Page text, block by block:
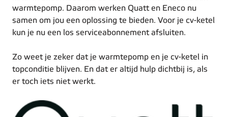
warmtepomp. Daarom werken Quatt en Eneco nu
samen om jou een oplossing te bieden. Voor je cv-ketel
kun je nu een los serviceabonnement afsluiten.
Zo weet je zeker dat je warmtepomp en je cv-ketel in
topconditie blijven. En dat er altijd hulp dichtbij is, als
er toch iets niet werkt.